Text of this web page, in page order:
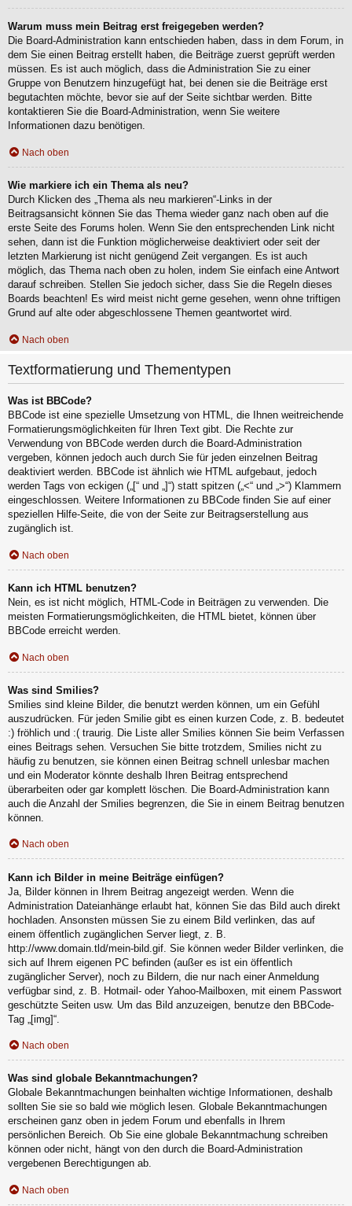
Warum muss mein Beitrag erst freigegeben werden?
Die Board-Administration kann entschieden haben, dass in dem Forum, in
dem Sie einen Beitrag erstellt haben, die Beiträge zuerst geprüft werden
müssen. Es ist auch möglich, dass die Administration Sie zu einer
Gruppe von Benutzern hinzugefügt hat, bei denen sie die Beiträge erst
begutachten möchte, bevor sie auf der Seite sichtbar werden. Bitte
kontaktieren Sie die Board-Administration, wenn Sie weitere
Informationen dazu benötigen.
Nach oben
Wie markiere ich ein Thema als neu?
Durch Klicken des „Thema als neu markieren“-Links in der
Beitragsansicht können Sie das Thema wieder ganz nach oben auf die
erste Seite des Forums holen. Wenn Sie den entsprechenden Link nicht
sehen, dann ist die Funktion möglicherweise deaktiviert oder seit der
letzten Markierung ist nicht genügend Zeit vergangen. Es ist auch
möglich, das Thema nach oben zu holen, indem Sie einfach eine Antwort
darauf schreiben. Stellen Sie jedoch sicher, dass Sie die Regeln dieses
Boards beachten! Es wird meist nicht gerne gesehen, wenn ohne triftigen
Grund auf alte oder abgeschlossene Themen geantwortet wird.
Nach oben
Textformatierung und Thementypen
Was ist BBCode?
BBCode ist eine spezielle Umsetzung von HTML, die Ihnen weitreichende
Formatierungsmöglichkeiten für Ihren Text gibt. Die Rechte zur
Verwendung von BBCode werden durch die Board-Administration
vergeben, können jedoch auch durch Sie für jeden einzelnen Beitrag
deaktiviert werden. BBCode ist ähnlich wie HTML aufgebaut, jedoch
werden Tags von eckigen („[“ und „]“) statt spitzen („<“ und „>“) Klammern
eingeschlossen. Weitere Informationen zu BBCode finden Sie auf einer
speziellen Hilfe-Seite, die von der Seite zur Beitragserstellung aus
zugänglich ist.
Nach oben
Kann ich HTML benutzen?
Nein, es ist nicht möglich, HTML-Code in Beiträgen zu verwenden. Die
meisten Formatierungsmöglichkeiten, die HTML bietet, können über
BBCode erreicht werden.
Nach oben
Was sind Smilies?
Smilies sind kleine Bilder, die benutzt werden können, um ein Gefühl
auszudrücken. Für jeden Smilie gibt es einen kurzen Code, z. B. bedeutet
:) fröhlich und :( traurig. Die Liste aller Smilies können Sie beim Verfassen
eines Beitrags sehen. Versuchen Sie bitte trotzdem, Smilies nicht zu
häufig zu benutzen, sie können einen Beitrag schnell unlesbar machen
und ein Moderator könnte deshalb Ihren Beitrag entsprechend
überarbeiten oder gar komplett löschen. Die Board-Administration kann
auch die Anzahl der Smilies begrenzen, die Sie in einem Beitrag benutzen
können.
Nach oben
Kann ich Bilder in meine Beiträge einfügen?
Ja, Bilder können in Ihrem Beitrag angezeigt werden. Wenn die
Administration Dateianhänge erlaubt hat, können Sie das Bild auch direkt
hochladen. Ansonsten müssen Sie zu einem Bild verlinken, das auf
einem öffentlich zugänglichen Server liegt, z. B.
http://www.domain.tld/mein-bild.gif. Sie können weder Bilder verlinken, die
sich auf Ihrem eigenen PC befinden (außer es ist ein öffentlich
zugänglicher Server), noch zu Bildern, die nur nach einer Anmeldung
verfügbar sind, z. B. Hotmail- oder Yahoo-Mailboxen, mit einem Passwort
geschützte Seiten usw. Um das Bild anzuzeigen, benutze den BBCode-
Tag „[img]“.
Nach oben
Was sind globale Bekanntmachungen?
Globale Bekanntmachungen beinhalten wichtige Informationen, deshalb
sollten Sie sie so bald wie möglich lesen. Globale Bekanntmachungen
erscheinen ganz oben in jedem Forum und ebenfalls in Ihrem
persönlichen Bereich. Ob Sie eine globale Bekanntmachung schreiben
können oder nicht, hängt von den durch die Board-Administration
vergebenen Berechtigungen ab.
Nach oben